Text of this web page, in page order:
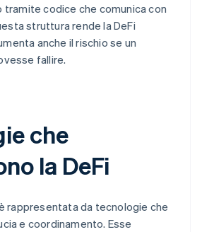
tramite codice che comunica con
struttura rende la DeFi
anche il rischio se un
fallire.
che
la DeFi
rappresentata da tecnologie che
e coordinamento. Esse